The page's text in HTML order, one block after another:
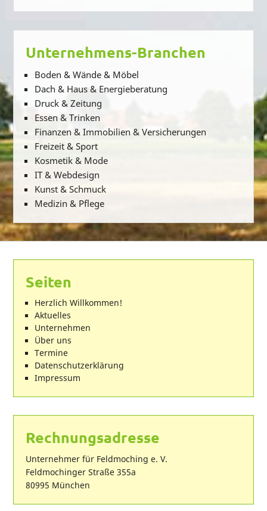
Unternehmens-Branchen
Boden & Wände & Möbel
Dach & Haus & Energieberatung
Druck & Zeitung
Essen & Trinken
Finanzen & Immobilien & Versicherungen
Freizeit & Sport
Kosmetik & Mode
IT & Webdesign
Kunst & Schmuck
Medizin & Pflege
Seiten
Herzlich Willkommen!
Aktuelles
Unternehmen
Über uns
Termine
Datenschutzerklärung
Impressum
Rechnungsadresse
Unternehmer für Feldmoching e. V.
Feldmochinger Straße 355a
80995 München